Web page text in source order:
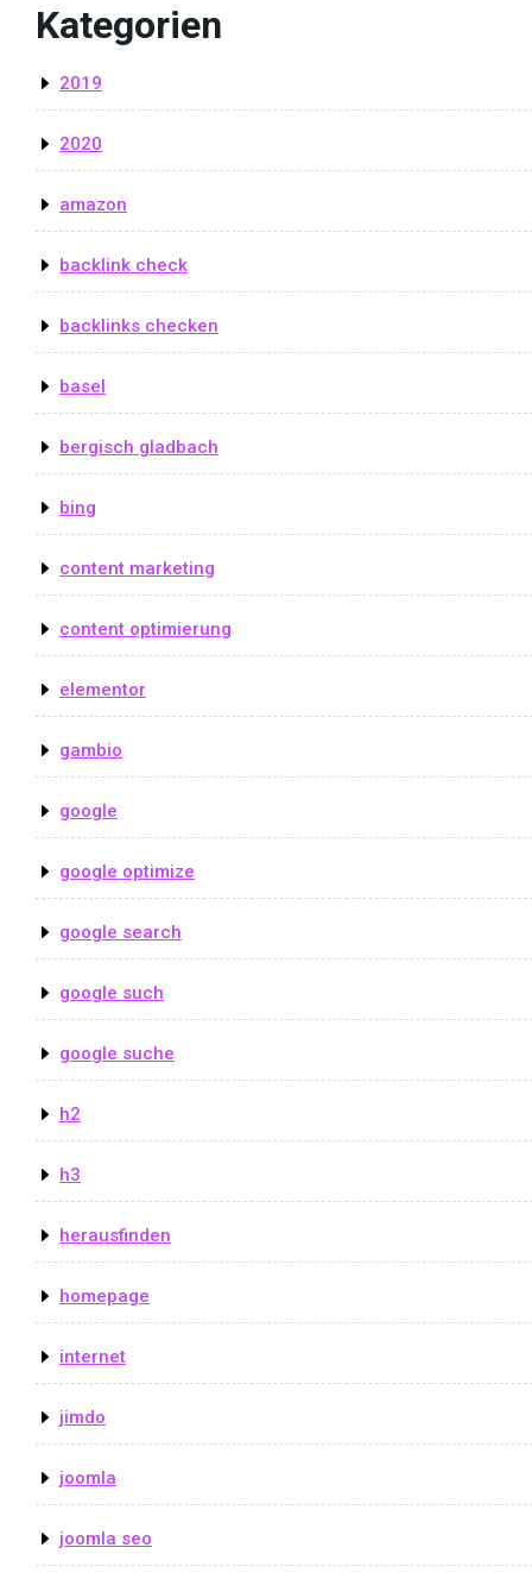
Kategorien
2019
2020
amazon
backlink check
backlinks checken
basel
bergisch gladbach
bing
content marketing
content optimierung
elementor
gambio
google
google optimize
google search
google such
google suche
h2
h3
herausfinden
homepage
internet
jimdo
joomla
joomla seo